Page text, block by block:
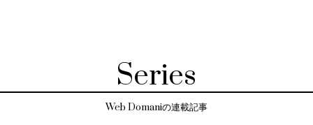
Series
Web Domaniの連載記事